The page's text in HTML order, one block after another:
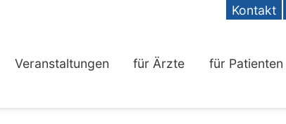
Kontakt
Veranstaltungen für Ärzte für Patienten